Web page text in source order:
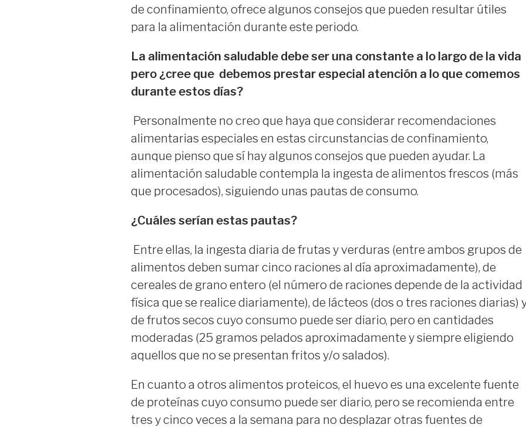
de confinamiento, ofrece algunos consejos que pueden resultar útiles
para la alimentación durante este periodo.
La alimentación saludable debe ser una constante a lo largo de la vida
pero ¿cree que debemos prestar especial atención a lo que comemos
durante estos días?
Personalmente no creo que haya que considerar recomendaciones
alimentarias especiales en estas circunstancias de confinamiento,
aunque pienso que sí hay algunos consejos que pueden ayudar. La
alimentación saludable contempla la ingesta de alimentos frescos (más
que procesados), siguiendo unas pautas de consumo.
¿Cuáles serían estas pautas?
Entre ellas, la ingesta diaria de frutas y verduras (entre ambos grupos de
alimentos deben sumar cinco raciones al día aproximadamente), de
cereales de grano entero (el número de raciones depende de la actividad
física que se realice diariamente), de lácteos (dos o tres raciones diarias)
de frutos secos cuyo consumo puede ser diario, pero en cantidades
moderadas (25 gramos pelados aproximadamente y siempre eligiendo
aquellos que no se presentan fritos y/o salados).
En cuanto a otros alimentos proteicos, el huevo es una excelente fuente
de proteínas cuyo consumo puede ser diario, pero se recomienda entre
tres y cinco veces a la semana para no desplazar otras fuentes de